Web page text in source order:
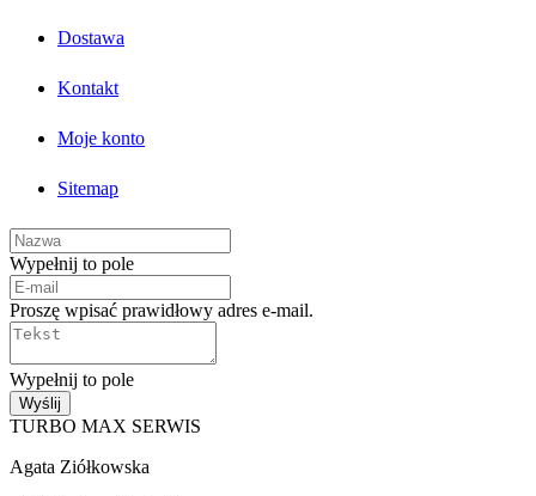
Dostawa
Kontakt
Moje konto
Sitemap
Wypełnij to pole
Proszę wpisać prawidłowy adres e-mail.
Wypełnij to pole
Wyślij
TURBO MAX SERWIS
Agata Ziółkowska